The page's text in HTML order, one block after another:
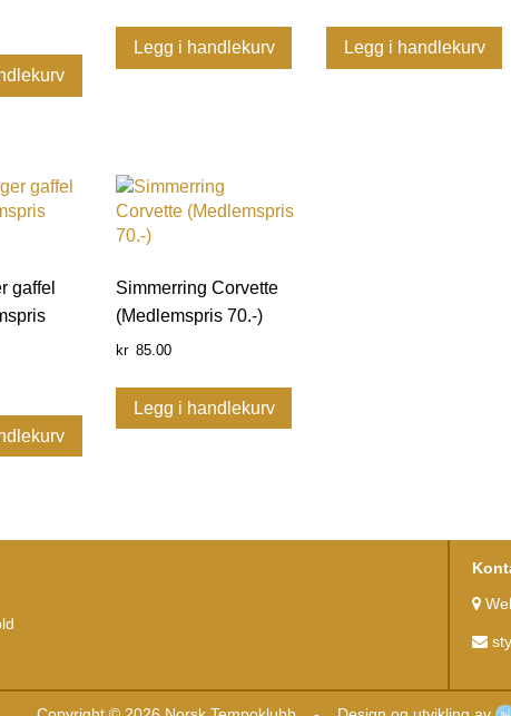
Legg i handlekurv Legg i handlekurv
gaffel
Simmerring Corvette
(Medlemspris 70.-)
kr 85.00
Legg i handlekurv